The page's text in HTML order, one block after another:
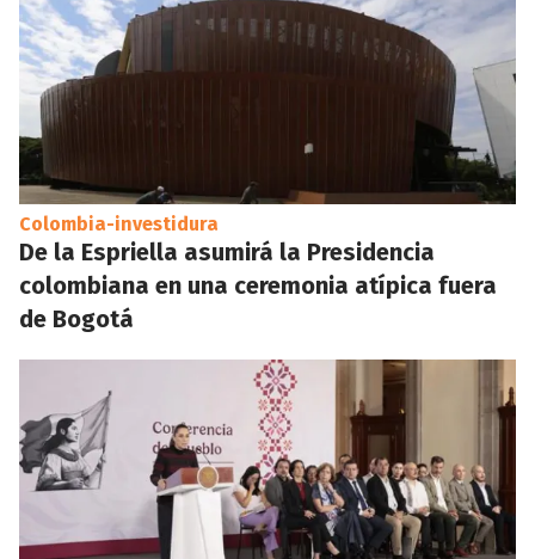
Colombia-investidura
De la Espriella asumirá la Presidencia
colombiana en una ceremonia atípica fuera
de Bogotá